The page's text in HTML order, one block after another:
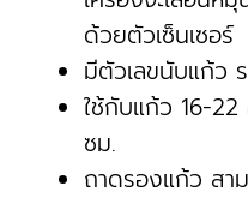
ด้วยตัวเซ็นเซอร์
มีตัวเลขนับแก้ว
ใช้กับแก้ว 16-
ซม.
ถาดรองแก้ว สา